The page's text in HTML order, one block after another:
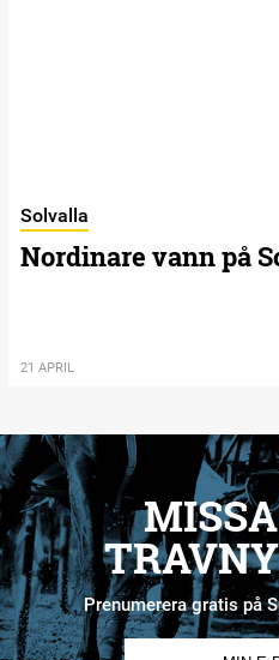
Solvalla
Nordinare vann på
21 APRIL
Prenumerera gratis på